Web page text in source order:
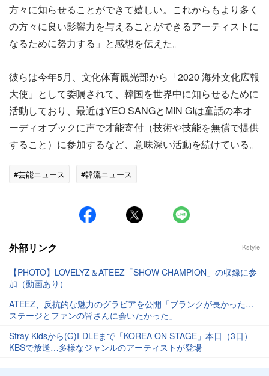
方々に知らせることができて嬉しい。これからもより多く
の方々に良い影響力を与えることができるアーティストに
なるために努力する」と感想を伝えた。
彼らは今年5月、文化体育観光部から「2020 海外文化広報
大使」として委嘱されて、韓国を世界中に知らせるために
活動しており、最近はYEO SANGとMIN GIは童話の本オ
ーディオブックに声で才能寄付（技術や技能を無償で提供
すること）に参加するなど、意味深い活動を続けている。
#芸能ニュース #韓流ニュース
外部リンク Kstyle
【PHOTO】LOVELYZ＆ATEEZ「SHOW CHAMPION」の収録に参
加（動画あり）
ATEEZ、反抗的な魅力のグラビアを公開「ブランクが長かった…
ステージとファンの皆さんに会いたかった」
Stray Kidsから(G)I-DLEまで「KOREA ON STAGE」本日（3日）
KBSで放送…多様なジャンルのアーティストが登場